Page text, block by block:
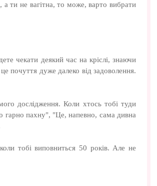
а ти не вагітна, то може, варто вибрати
чекати деякий час на кріслі, знаючи
почуття дуже далеко від задоволення.
дослідження. Коли хтось тобі туди
гарно пахну", "Це, напевно, сама дивна
тобі виповниться 50 років. Але не